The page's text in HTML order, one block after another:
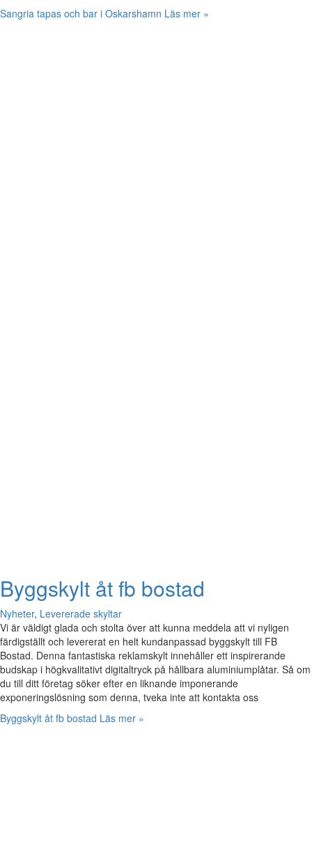
Sangria tapas och bar i Oskarshamn Läs mer »
Byggskylt åt fb bostad
Nyheter, Levererade skyltar
Vi är väldigt glada och stolta över att kunna meddela att vi nyligen
färdigställt och levererat en helt kundanpassad byggskylt till FB
Bostad. Denna fantastiska reklamskylt innehåller ett inspirerande
budskap i högkvalitativt digitaltryck på hållbara aluminiumplåtar. Så om
du till ditt företag söker efter en liknande imponerande
exponeringslösning som denna, tveka inte att kontakta oss
Byggskylt åt fb bostad Läs mer »